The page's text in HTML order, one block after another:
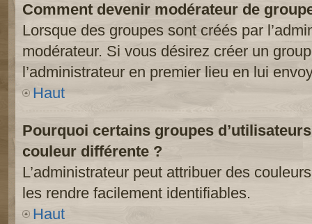
Comment devenir modérateur de
Lorsque des groupes sont créés par
modérateur. Si vous désirez créer un
l’administrateur en premier lieu en lui
Haut
Pourquoi certains groupes
couleur différente ?
L’administrateur peut attribuer des
les rendre facilement identifiables.
Haut